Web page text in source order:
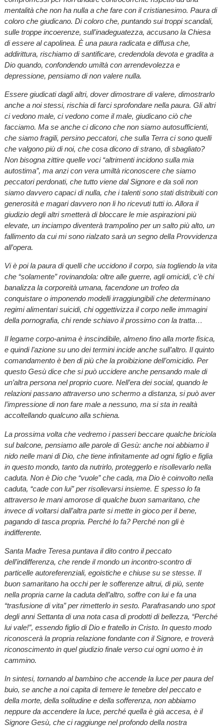
mentalità che non ha nulla a che fare con il cristianesimo. Paura di
coloro che giudicano. Di coloro che, puntando sui troppi scandali,
sulle troppe incoerenze, sull'inadeguatezza, accusano la Chiesa
di essere al capolinea. È una paura radicata e diffusa che,
addirittura, rischiamo di santificare, credendola devota e gradita a
Dio quando, confondendo umiltà con arrendevolezza e
depressione, pensiamo di non valere nulla.
Essere giudicati dagli altri, dover dimostrare di valere, dimostrarlo
anche a noi stessi, rischia di farci sprofondare nella paura. Gli altri
ci vedono male, ci vedono come il male, giudicano ciò che
facciamo. Ma se anche ci dicono che non siamo autosufficienti,
che siamo fragili, persino peccatori, che sulla Terra ci sono quelli
che valgono più di noi, che cosa dicono di strano, di sbagliato?
Non bisogna zittire quelle voci “altrimenti incidono sulla mia
autostima”, ma anzi con vera umiltà riconoscere che siamo
peccatori perdonati, che tutto viene dal Signore e da soli non
siamo davvero capaci di nulla, che i talenti sono stati distribuiti con
generosità e magari davvero non li ho ricevuti tutti io. Allora il
giudizio degli altri smetterà di bloccare le mie aspirazioni più
elevate, un inciampo diventerà trampolino per un salto più alto, un
fallimento da cui mi sono rialzato sarà un segno della Provvidenza
all’opera.
Vi è poi la paura di quelli che uccidono il corpo, sia togliendo la vita
che “solamente” rovinandola: oltre alle guerre, agli omicidi, c’è chi
banalizza la corporeità umana, facendone un trofeo da
conquistare o imponendo modelli irraggiungibili che determinano
regimi alimentari suicidi, chi oggettivizza il corpo nelle immagini
della pornografia, chi rende schiavo il prossimo con la tratta…
Il legame corpo-anima è inscindibile, almeno fino alla morte fisica,
e quindi l’azione su uno dei termini incide anche sull’altro. Il quinto
comandamento è ben di più che la proibizione dell’omicidio. Per
questo Gesù dice che si può uccidere anche pensando male di
un’altra persona nel proprio cuore. Nell’era dei social, quando le
relazioni passano attraverso uno schermo a distanza, si può aver
l’impressione di non fare male a nessuno, ma si sta in realtà
accoltellando qualcuno alla schiena.
La prossima volta che vedremo i passeri beccare qualche briciola
sul balcone, pensiamo alle parole di Gesù: anche noi abbiamo il
nido nelle mani di Dio, che tiene infinitamente ad ogni figlio e figlia
in questo mondo, tanto da nutrirlo, proteggerlo e risollevarlo nella
caduta. Non è Dio che “vuole” che cada, ma Dio è coinvolto nella
caduta, “cade con lui” per risollevarsi insieme. E spesso lo fa
attraverso le mani amorose di qualche buon samaritano, che
invece di voltarsi dall’altra parte si mette in gioco per il bene,
pagando di tasca propria. Perché lo fa? Perché non gli è
indifferente.
Santa Madre Teresa puntava il dito contro il peccato
dell’indifferenza, che rende il mondo un incontro-scontro di
particelle autoreferenziali, egoistiche e chiuse su se stesse. Il
buon samaritano ha occhi per le sofferenze altrui, di più, sente
nella propria carne la caduta dell’altro, soffre con lui e fa una
“trasfusione di vita” per rimetterlo in sesto. Parafrasando uno spot
degli anni Settanta di una nota casa di prodotti di bellezza, “Perché
lui vale!”, essendo figlio di Dio e fratello in Cristo. In questo modo
riconoscerà la propria relazione fondante con il Signore, e troverà
riconoscimento in quel giudizio finale verso cui ogni uomo è in
cammino.
In sintesi, tornando al bambino che accende la luce per paura del
buio, se anche a noi capita di temere le tenebre del peccato e
della morte, della solitudine e della sofferenza, non abbiamo
neppure da accendere la luce, perché quella è già accesa, è il
Signore Gesù, che ci raggiunge nel profondo della nostra